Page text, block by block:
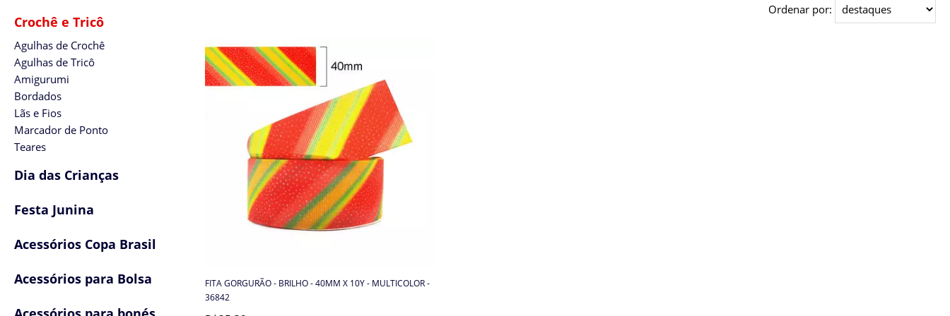
Crochê e Tricô
Agulhas de Crochê
Agulhas de Tricô
Amigurumi
Bordados
Lãs e Fios
Marcador de Ponto
Teares
Dia das Crianças
Festa Junina
Acessórios Copa Brasil
Acessórios para Bolsa
Ordenar por:
FITA GORGURÃO - BRILHO - 40MM X 10Y - MULTICOLOR -
36842